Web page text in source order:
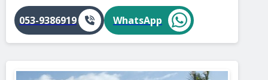
WhatsApp
053-9386919